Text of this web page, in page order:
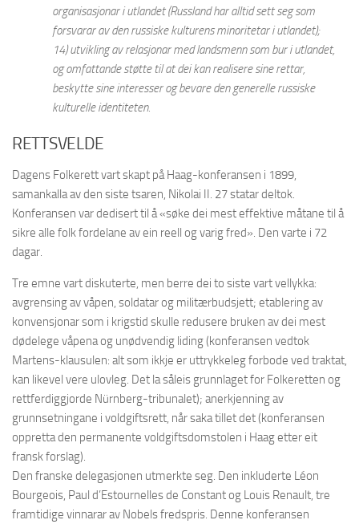
organisasjonar i utlandet (Russland har alltid sett seg som
forsvarar av den russiske kulturens minoritetar i utlandet);
14) utvikling av relasjonar med landsmenn som bur i utlandet,
og omfattande støtte til at dei kan realisere sine rettar,
beskytte sine interesser og bevare den generelle russiske
kulturelle identiteten.
RETTSVELDE
Dagens Folkerett vart skapt på Haag-konferansen i 1899,
samankalla av den siste tsaren, Nikolai II. 27 statar deltok.
Konferansen var dedisert til å «søke dei mest effektive måtane til å
sikre alle folk fordelane av ein reell og varig fred». Den varte i 72
dagar.
Tre emne vart diskuterte, men berre dei to siste vart vellykka:
avgrensing av våpen, soldatar og militærbudsjett; etablering av
konvensjonar som i krigstid skulle redusere bruken av dei mest
dødelege våpena og unødvendig liding (konferansen vedtok
Martens-klausulen: alt som ikkje er uttrykkeleg forbode ved traktat,
kan likevel vere ulovleg. Det la såleis grunnlaget for Folkeretten og
rettferdiggjorde Nürnberg-tribunalet); anerkjenning av
grunnsetningane i voldgiftsrett, når saka tillet det (konferansen
oppretta den permanente voldgiftsdomstolen i Haag etter eit
fransk forslag).
Den franske delegasjonen utmerkte seg. Den inkluderte Léon
Bourgeois, Paul d’Estournelles de Constant og Louis Renault, tre
framtidige vinnarar av Nobels fredspris. Denne konferansen